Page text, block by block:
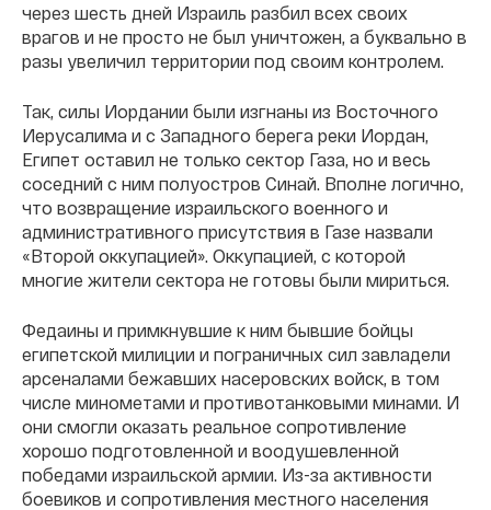
через шесть дней Израиль разбил всех своих
врагов и не просто не был уничтожен, а буквально в
разы увеличил территории под своим контролем.
Так, силы Иордании были изгнаны из Восточного
Иерусалима и с Западного берега реки Иордан,
Египет оставил не только сектор Газа, но и весь
соседний с ним полуостров Синай. Вполне логично,
что возвращение израильского военного и
административного присутствия в Газе назвали
«Второй оккупацией». Оккупацией, с которой
многие жители сектора не готовы были мириться.
Федаины и примкнувшие к ним бывшие бойцы
египетской милиции и пограничных сил завладели
арсеналами бежавших насеровских войск, в том
числе минометами и противотанковыми минами. И
они смогли оказать реальное сопротивление
хорошо подготовленной и воодушевленной
победами израильской армии. Из-за активности
боевиков и сопротивления местного населения